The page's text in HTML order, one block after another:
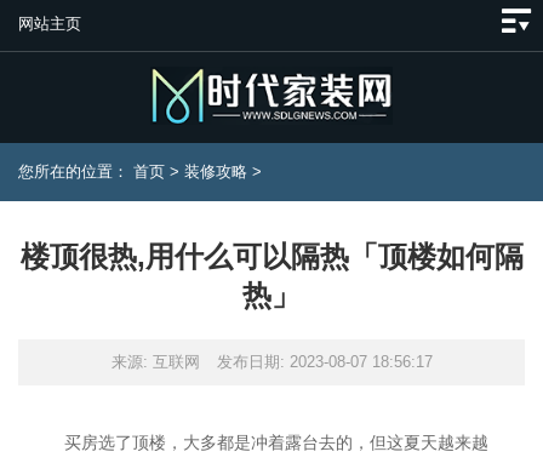
网站主页
您所在的位置： 首页 > 装修攻略 >
楼顶很热,用什么可以隔热「顶楼如何隔
热」
来源: 互联网 发布日期: 2023-08-07 18:56:17
买房选了顶楼，大多都是冲着露台去的，但这夏天越来越